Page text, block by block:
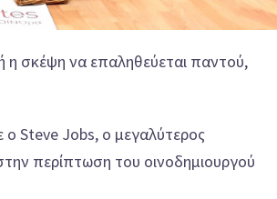
η σκέψη να επαληθεύεται παντού,
ο Steve Jobs, ο μεγαλύτερος
περίπτωση του οινοδημιουργού